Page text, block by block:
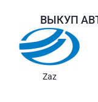
ВЫКУП
Samsung